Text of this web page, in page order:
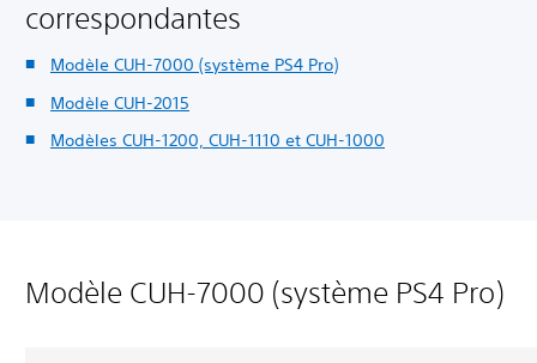
correspondantes
Modèle CUH-7000 (système PS4 Pro)
Modèle CUH-2015
Modèles CUH-1200, CUH-1110 et CUH-1000
Modèle CUH-7000 (système PS4 Pro)